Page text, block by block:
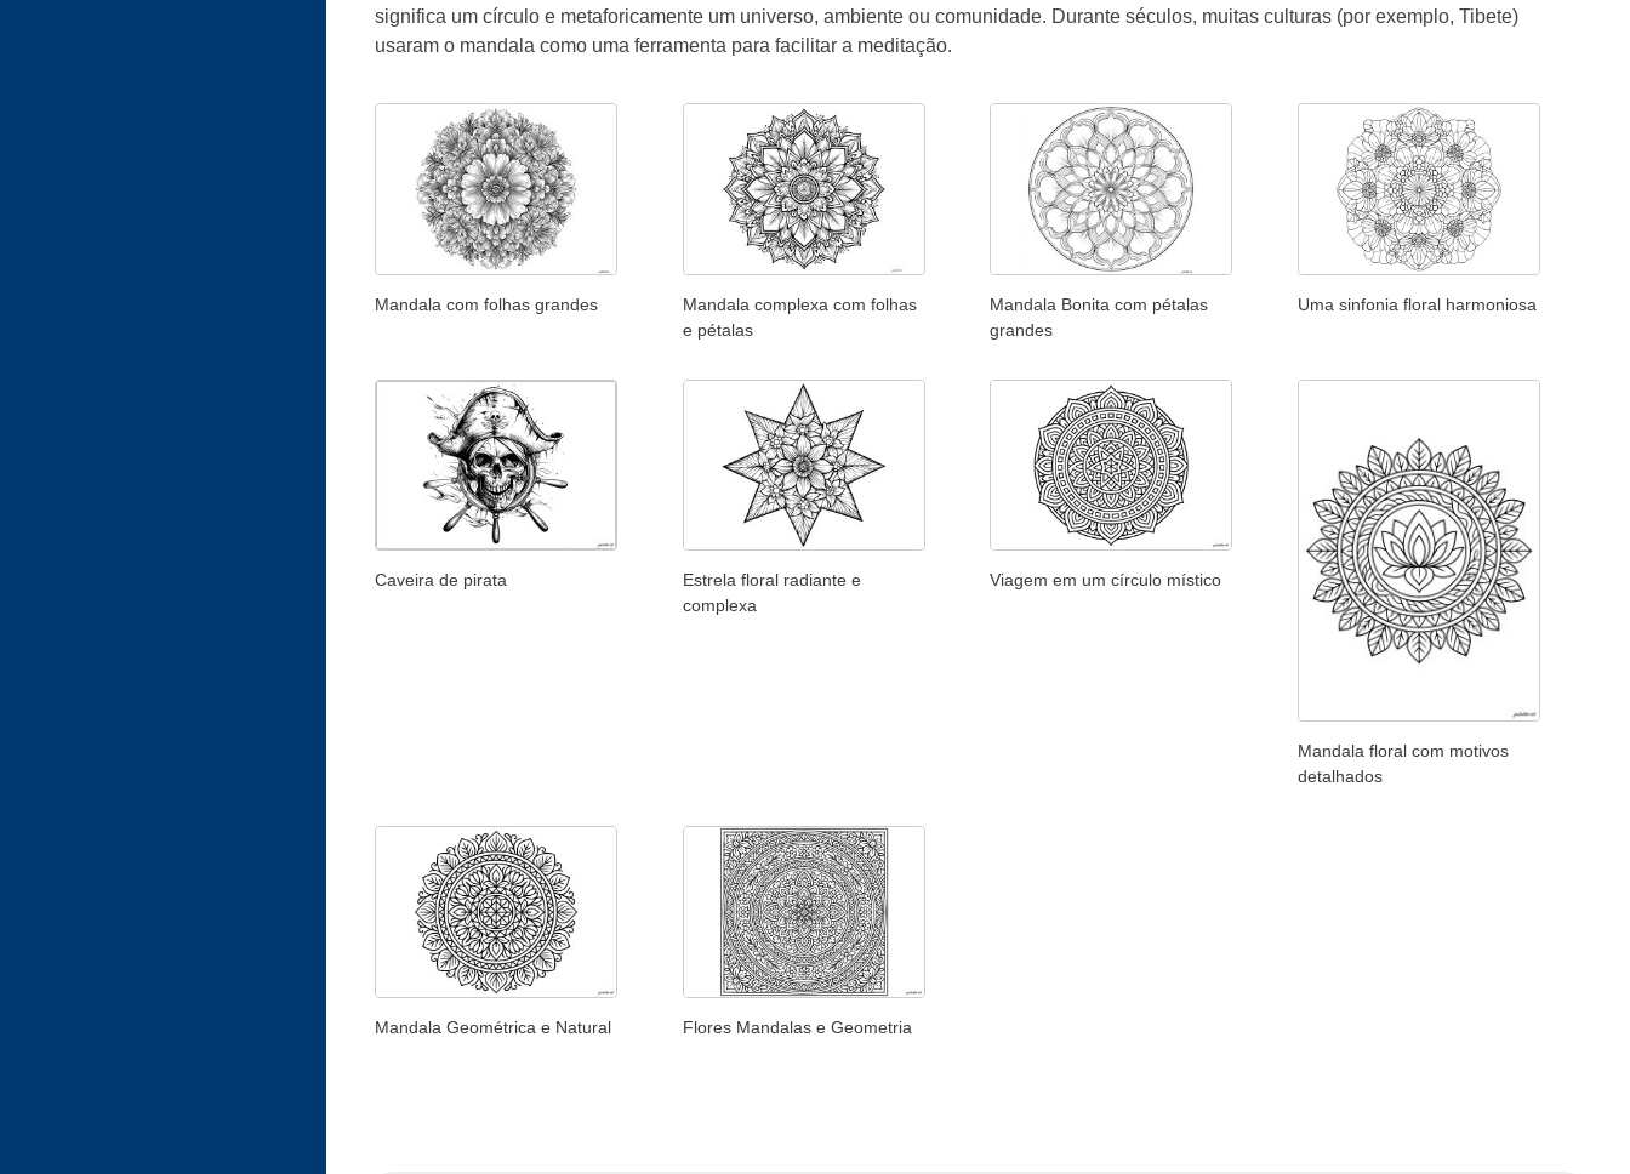
significa um círculo e metaforicamente um universo, ambiente ou comunidade. Durante séculos, muitas culturas (por exemplo, Tibete)
usaram o mandala como uma ferramenta para facilitar a meditação.
Mandala com folhas grandes
Mandala complexa com folhas
e pétalas
Mandala Bonita com pétalas
grandes
Uma sinfonia floral harmoniosa
Caveira de pirata
Estrela floral radiante e
complexa
Viagem em um círculo místico
Mandala floral com motivos
detalhados
Mandala Geométrica e Natural Flores Mandalas e Geometria